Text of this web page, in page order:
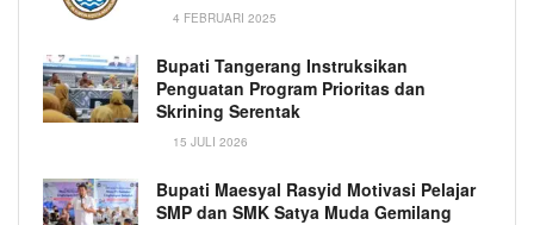
4 FEBRUARI 2025
Bupati Tangerang Instruksikan
Penguatan Program Prioritas dan
Skrining Serentak
15 JULI 2026
Bupati Maesyal Rasyid Motivasi Pelajar
SMP dan SMK Satya Muda Gemilang